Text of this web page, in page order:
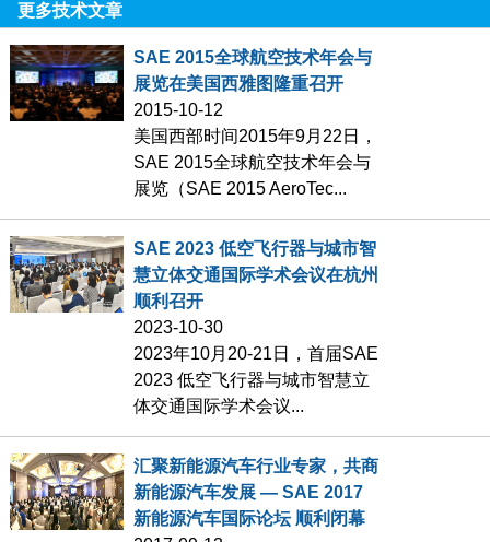
更多技术文章
SAE 2015全球航空技术年会与
展览在美国西雅图隆重召开
2015-10-12
美国西部时间2015年9月22日，
SAE 2015全球航空技术年会与
展览（SAE 2015 AeroTec...
SAE 2023 低空飞行器与城市智
慧立体交通国际学术会议在杭州
顺利召开
2023-10-30
2023年10月20-21日，首届SAE
2023 低空飞行器与城市智慧立
体交通国际学术会议...
汇聚新能源汽车行业专家，共商
新能源汽车发展 — SAE 2017
新能源汽车国际论坛 顺利闭幕